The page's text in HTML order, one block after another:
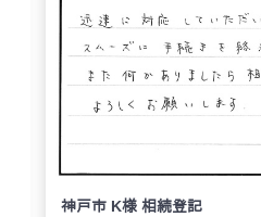
神戸市 K様 相続登記